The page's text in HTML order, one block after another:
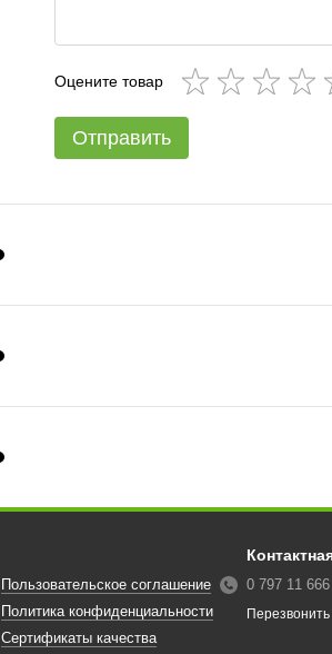
Оцените товар
Отправить
Пользовательское соглашение
Политика конфиденциальности
Сертификаты качества
0 797 11 666